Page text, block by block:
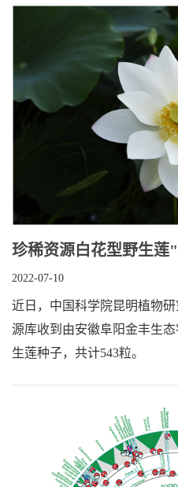
珍稀资源白花型野生
2022-07-10
近日，中国科学院昆明植物
源库收到由安徽阜阳金丰生
生莲种子，共计543粒。